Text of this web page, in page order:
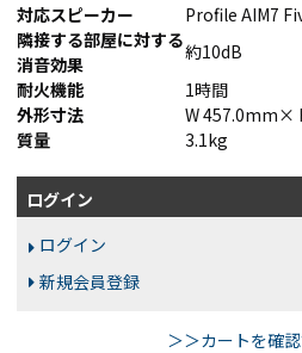
対応スピーカー
Profile AIM7
隣接する部屋に対する
消音効果
約10dB
耐火機能
1時間
外形寸法
W 457.0mm×
質量
3.1kg
ログイン
ログイン
新規会員登録
＞＞カートを確